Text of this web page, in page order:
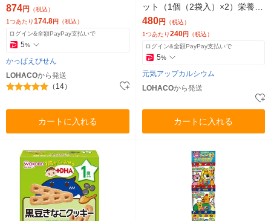
小袋 小分け 食べきりサイズ
874円
（税込）
1つあたり174.8円 （税込）
ログイン&全額PayPay支払いで
5%
かっぱえびせん
LOHACOから発送
（14）
カートに入れる
ット（1個（2袋入）×2）栄養機
能食品 12ヵ月頃から ベビーお
やつ
480円
（税込）
1つあたり240円 （税込）
ログイン&全額PayPay支払いで
5%
元気アップカルシウム
LOHACOから発送
カートに入れる